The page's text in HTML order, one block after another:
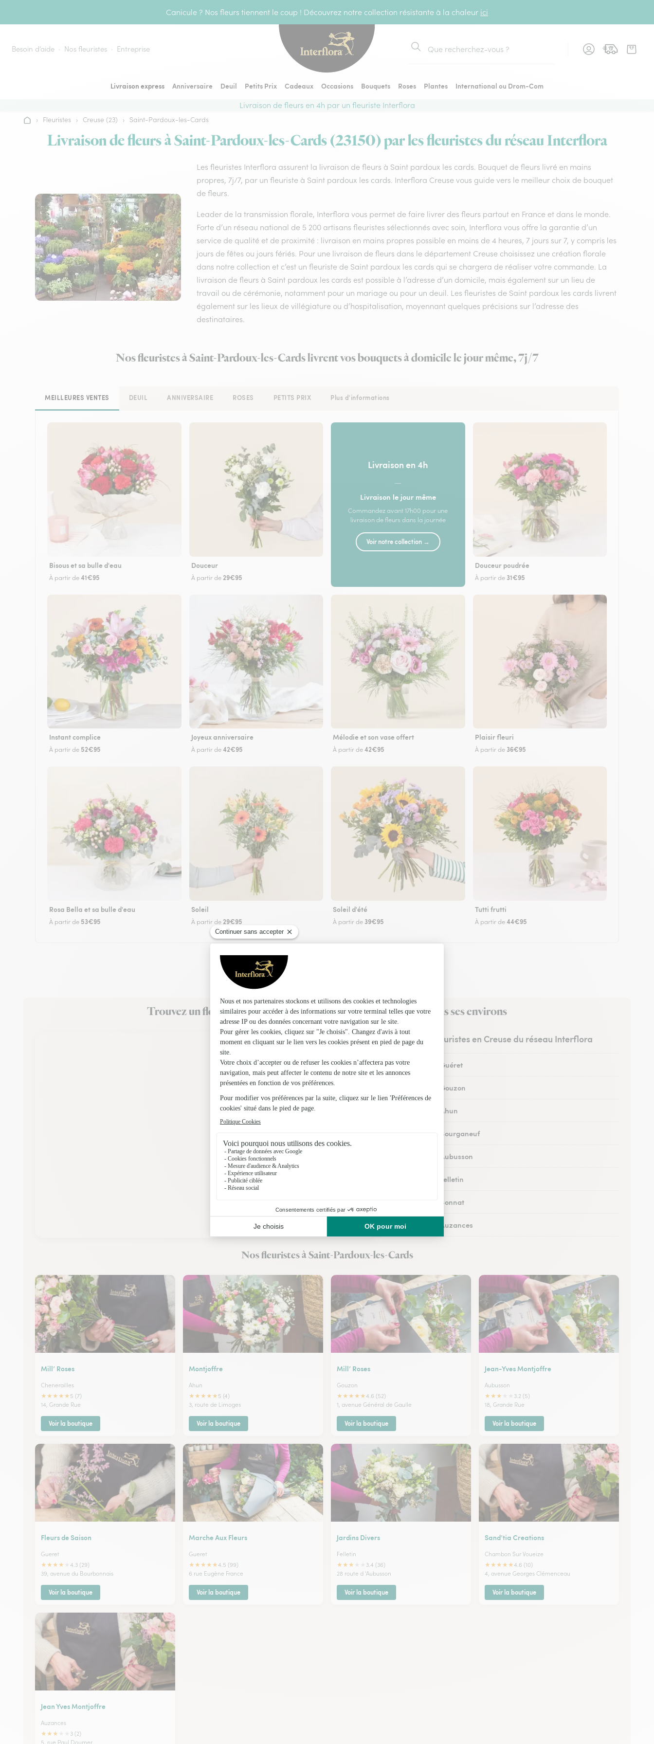
Canicule ? Nos fleurs tiennent le coup ! Découvrez notre collection résistante à la chaleur ici
Besoin d’aide Nos fleuristes Entreprise
Rechercher
Livraison express Anniversaire Deuil Petits Prix Cadeaux Occasions Bouquets Roses Plantes
International ou Drom-Com
Livraison de fleurs en 4h par un fleuriste Interflora
Accueil
› Fleuristes › Creuse (23) › Saint-Pardoux-les-Cards
Livraison de fleurs à Saint-Pardoux-les-Cards (23150) par les fleuristes du réseau Interflora
Les fleuristes Interflora assurent la livraison de fleurs à Saint pardoux les cards. Bouquet de fleurs livré en mains
propres, 7j/7, par un fleuriste à Saint pardoux les cards. Interflora Creuse vous guide vers le meilleur choix de bouquet
de fleurs.
Leader de la transmission florale, Interflora vous permet de faire livrer des fleurs partout en France et dans le monde.
Forte d’un réseau national de 5 200 artisans fleuristes sélectionnés avec soin, Interflora vous offre la garantie d’un
service de qualité et de proximité : livraison en mains propres possible en moins de 4 heures, 7 jours sur 7, y compris les
jours de fêtes ou jours fériés. Pour une livraison de fleurs dans le département Creuse choisissez une création florale
dans notre collection et c’est un fleuriste de Saint pardoux les cards qui se chargera de réaliser votre commande. La
livraison de fleurs à Saint pardoux les cards est possible à l’adresse d’un domicile, mais également sur un lieu de
travail ou de cérémonie, notamment pour un mariage ou pour un deuil. Les fleuristes de Saint pardoux les cards livrent
également sur les lieux de villégiature ou d’hospitalisation, moyennant quelques précisions sur l’adresse des
destinataires.
Nos fleuristes à Saint-Pardoux-les-Cards livrent vos bouquets à domicile le jour même, 7j/7
MEILLEURES VENTES DEUIL ANNIVERSAIRE ROSES PETITS PRIX Plus d'informations
Bisous et sa bulle d'eau
À partir de41€95
Douceur
À partir de 29€95
Livraison en 4h
—
Livraison le jour même
Commandez avant 17h00 pour une
livraison de fleurs dans la journée
Voir notre collection →
Douceur poudrée
À partir de 31€95
Instant complice
À partir de 52€95
Joyeux anniversaire
À partir de42€95
Mélodie et son vase offert
À partir de42€95
Plaisir fleuri
À partir de 36€95
Rosa Bella et sa bulle d'eau
À partir de 53€95
Soleil
À partir de 29€95
Soleil d'été
À partir de 39€95
Tutti frutti
À partir de44€95
Trouvez un fleuriste Interflora à Saint-Pardoux-les-Cards et dans ses environs
Les fleuristes en Creuse du réseau Interflora
Fleuristes à Guéret
Fleuristes à Gouzon
Fleuristes à Ahun
Fleuristes à Bourganeuf
Fleuristes à Aubusson
Fleuristes à Felletin
Fleuristes à Bonnat
Fleuristes à Auzances
Nos fleuristes à Saint-Pardoux-les-Cards
Mill’ Roses
Chenerailles
★★★★★ 5 (7)
14, Grande Rue
Voir la boutique
Montjoffre
Ahun
★★★★★ 5 (4)
3, route de Limoges
Voir la boutique
Mill’ Roses
Gouzon
★★★★★4.6 (52)
1, avenue Général de Gaulle
Voir la boutique
Jean-Yves Montjoffre
Aubusson
★★★
3.2 (5)
18, Grande Rue
Voir la boutique
Fleurs de Saison
Gueret
★★★★
4.3 (29)
39, avenue du Bourbonnais
Voir la boutique
Marche Aux Fleurs
Gueret
★★★★★4.5 (99)
6 rue Eugène France
Voir la boutique
Jardins Divers
Felletin
★★★
3.4 (36)
28 route d 'Aubusson
Voir la boutique
Sand’tia Creations
Chambon Sur Voueize
★★★★★4.6 (10)
4, avenue Georges Clémenceau
Voir la boutique
Jean Yves Montjoffre
Auzances
★★★
3 (2)
5, rue Paul Doumer